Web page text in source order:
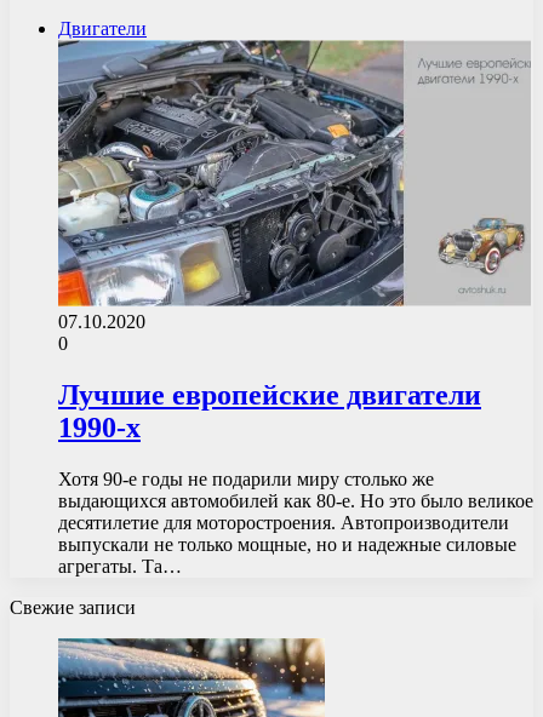
Двигатели
07.10.2020
0
Лучшие европейские двигатели
1990-х
Хотя 90-е годы не подарили миру столько же
выдающихся автомобилей как 80-е. Но это было великое
десятилетие для моторостроения. Автопроизводители
выпускали не только мощные, но и надежные силовые
агрегаты. Та…
Свежие записи